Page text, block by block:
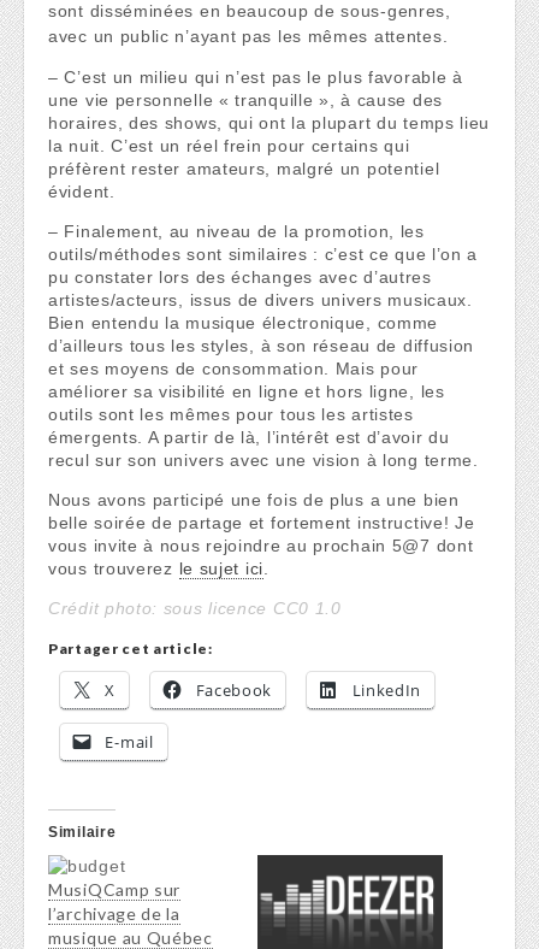
sont disséminées en beaucoup de sous-genres,
avec un public n’ayant pas les mêmes attentes.
– C’est un milieu qui n’est pas le plus favorable à
une vie personnelle « tranquille », à cause des
horaires, des shows, qui ont la plupart du temps lieu
la nuit. C’est un réel frein pour certains qui
préfèrent rester amateurs, malgré un potentiel
évident.
– Finalement, au niveau de la promotion, les
outils/méthodes sont similaires : c’est ce que l’on a
pu constater lors des échanges avec d’autres
artistes/acteurs, issus de divers univers musicaux.
Bien entendu la musique électronique, comme
d’ailleurs tous les styles, à son réseau de diffusion
et ses moyens de consommation. Mais pour
améliorer sa visibilité en ligne et hors ligne, les
outils sont les mêmes pour tous les artistes
émergents. A partir de là, l’intérêt est d’avoir du
recul sur son univers avec une vision à long terme.
Nous avons participé une fois de plus a une bien
belle soirée de partage et fortement instructive! Je
vous invite à nous rejoindre au prochain 5@7 dont
vous trouverez le sujet ici
Crédit photo: sous licence CC0 1.0
Partager cet article:
X Facebook LinkedIn
E-mail
Similaire
MusiQCamp sur
l’archivage de la
musique au Québec